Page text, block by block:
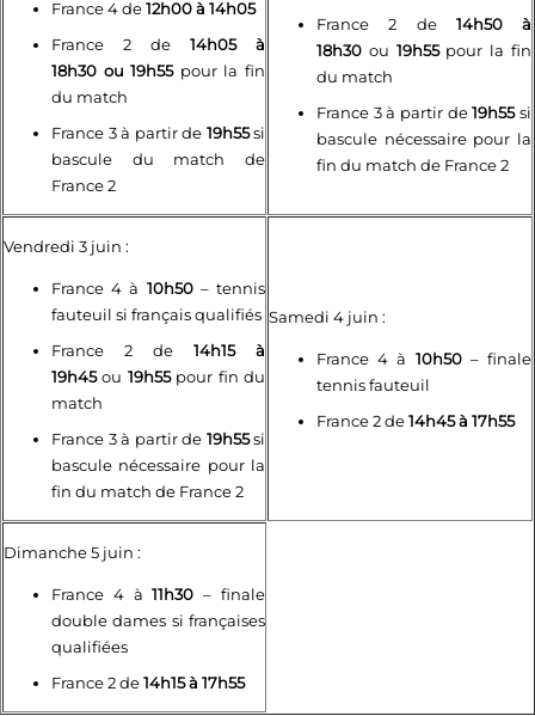
France 4 de12h00 à 14h05
France 2 de 14h05 à
18h30 ou 19h55 pour la fin
du match
France 3 à partir de 19h55si
bascule du match de
France 2
France 2 de 14h50 à
18h30 ou 19h55pour la fin
du match
France 3 à partir de19h55si
bascule nécessaire pour la
fin du match de France 2
Vendredi 3 juin :
France 4 à 10h50 – tennis
fauteuil si français qualifiés
France 2 de 14h15 à
19h45ou 19h55pour fin du
match
France 3 à partir de 19h55si
bascule nécessaire pour la
fin du match de France 2
Samedi 4 juin :
France 4 à 10h50 – finale
tennis fauteuil
France 2 de14h45 à 17h55
Dimanche 5 juin :
France 4 à11h30– finale
double dames si françaises
qualifiées
France 2 de14h15 à 17h55